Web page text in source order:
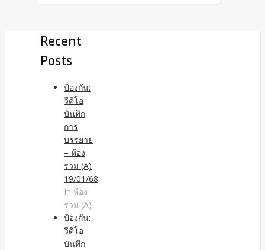
Recent
Posts
ป้องกัน:
วีดิโอ
บันทึก
การ
บรรยาย
– ห้อง
รวม (A)
19/01/68
In ห้อง
รวม (A)
ป้องกัน:
วีดิโอ
บันทึก